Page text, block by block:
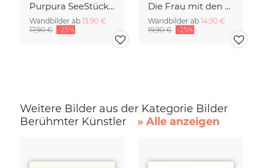
Purpura SeeStück No.18
Wandbilder ab 13,90 €
17,90 € -25%
Die Frau mit den blaue Streifen
Wandbilder ab 14,90 €
19,90 € -25%
Weitere Bilder aus der Kategorie Bilder
Berühmter Künstler
» Alle anzeigen